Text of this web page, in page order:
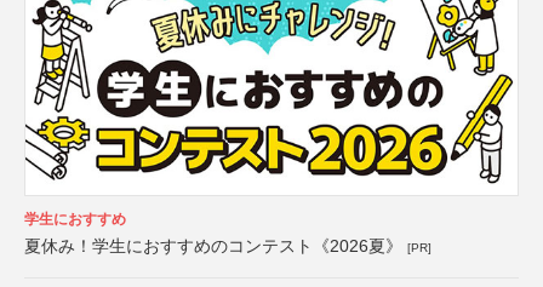
学生におすすめ
夏休み！学生におすすめのコンテスト《2026夏》 [PR]